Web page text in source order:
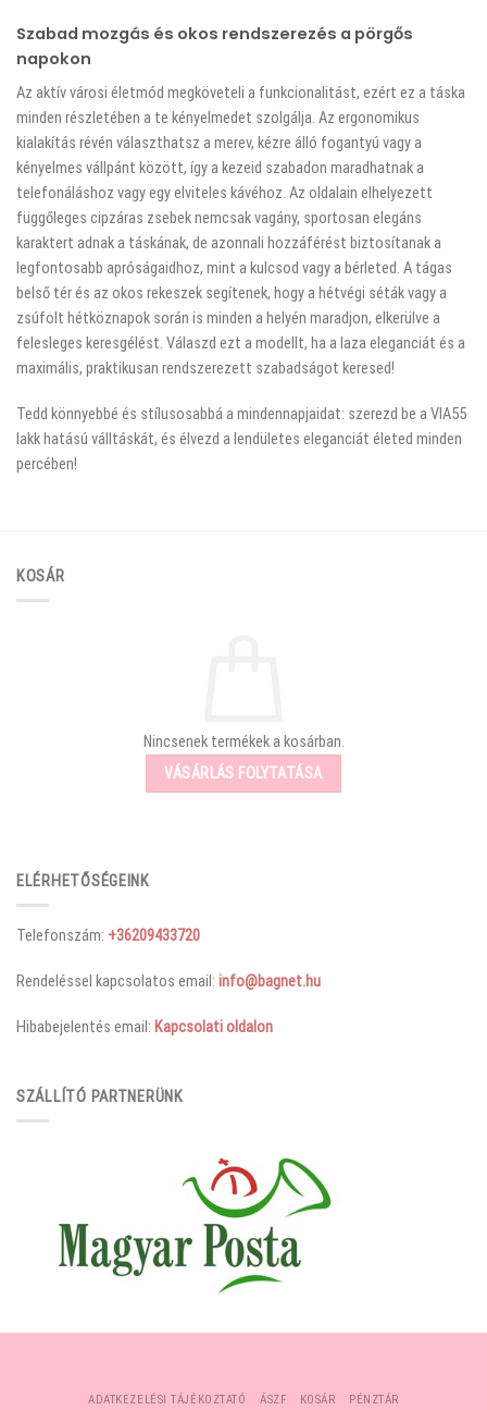
Szabad mozgás és okos rendszerezés a pörgős
napokon
Az aktív városi életmód megköveteli a funkcionalitást, ezért ez a táska
minden részletében a te kényelmedet szolgálja. Az ergonomikus
kialakítás révén választhatsz a merev, kézre álló fogantyú vagy a
kényelmes vállpánt között, így a kezeid szabadon maradhatnak a
telefonáláshoz vagy egy elviteles kávéhoz. Az oldalain elhelyezett
függőleges cipzáras zsebek nemcsak vagány, sportosan elegáns
karaktert adnak a táskának, de azonnali hozzáférést biztosítanak a
legfontosabb apróságaidhoz, mint a kulcsod vagy a bérleted. A tágas
belső tér és az okos rekeszek segítenek, hogy a hétvégi séták vagy a
zsúfolt hétköznapok során is minden a helyén maradjon, elkerülve a
felesleges keresgélést. Válaszd ezt a modellt, ha a laza eleganciát és a
maximális, praktikusan rendszerezett szabadságot keresed!
Tedd könnyebbé és stílusosabbá a mindennapjaidat: szerezd be a VIA55
lakk hatású válltáskát, és élvezd a lendületes eleganciát életed minden
percében!
KOSÁR
Nincsenek termékek a kosárban.
VÁSÁRLÁS FOLYTATÁSA
ELÉRHETŐSÉGEINK
Telefonszám: +36209433720
Rendeléssel kapcsolatos email: info@bagnet.hu
Hibabejelentés email: Kapcsolati oldalon
SZÁLLÍTÓ PARTNERÜNK
ADATKEZELÉSI TÁJÉKOZTATÓ ÁSZF KOSÁR PÉNZTÁR